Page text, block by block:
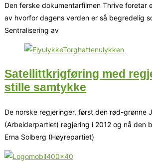
Den ferske dokumentarfilmen Thrive foretar
av hvorfor dagens verden er så begredelig
Sentralisering av
Satellittkrigføring med
stille samtykke
De norske regjeringer, først den rød-grønne
(Arbeiderpartiet) regjering i 2012 og nå den
Erna Solberg (Høyrepartiet)